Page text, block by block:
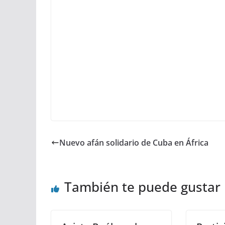
Nuevo afán solidario de Cuba en África
También te puede gustar